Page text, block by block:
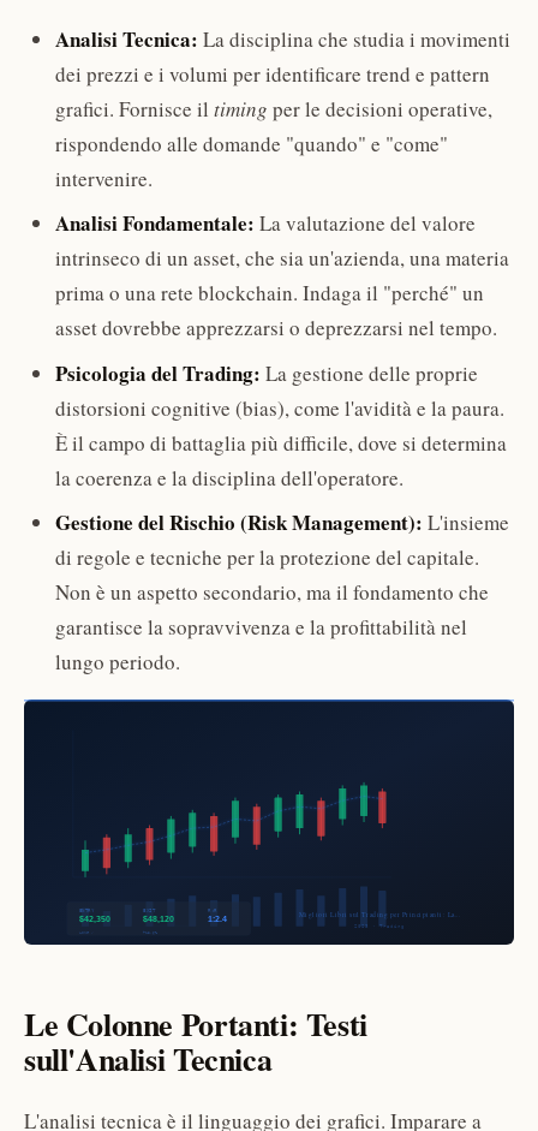
Analisi Tecnica: La disciplina che studia i movimenti
dei prezzi e i volumi per identificare trend e pattern
grafici. Fornisce il timing per le decisioni operative,
rispondendo alle domande "quando" e "come"
intervenire.
Analisi Fondamentale: La valutazione del valore
intrinseco di un asset, che sia un'azienda, una materia
prima o una rete blockchain. Indaga il "perché" un
asset dovrebbe apprezzarsi o deprezzarsi nel tempo.
Psicologia del Trading: La gestione delle proprie
distorsioni cognitive (bias), come l'avidità e la paura.
È il campo di battaglia più difficile, dove si determina
la coerenza e la disciplina dell'operatore.
Gestione del Rischio (Risk Management): L'insieme
di regole e tecniche per la protezione del capitale.
Non è un aspetto secondario, ma il fondamento che
garantisce la sopravvivenza e la profittabilità nel
lungo periodo.
Le Colonne Portanti: Testi
sull'Analisi Tecnica
L'analisi tecnica è il linguaggio dei grafici. Imparare a